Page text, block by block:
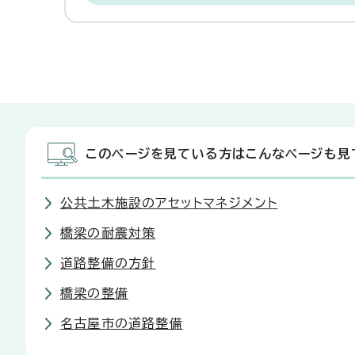
このページを見ている方はこんなページも見
公共土木施設のアセットマネジメント
橋梁の耐震対策
道路整備の方針
橋梁の整備
名古屋市の道路整備